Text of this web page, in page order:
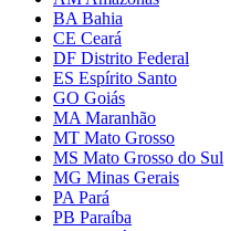
BA Bahia
CE Ceará
DF Distrito Federal
ES Espírito Santo
GO Goiás
MA Maranhão
MT Mato Grosso
MS Mato Grosso do Sul
MG Minas Gerais
PA Pará
PB Paraíba